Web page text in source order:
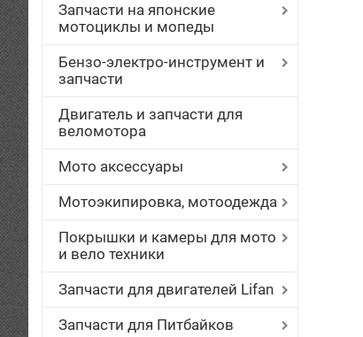
Запчасти на японские
мотоциклы и мопеды
Бензо-электро-инструмент и
запчасти
Двигатель и запчасти для
веломотора
Мото аксессуары
Мотоэкипировка, мотоодежда
Покрышки и камеры для мото
и вело техники
Запчасти для двигателей Lifan
Запчасти для Питбайков